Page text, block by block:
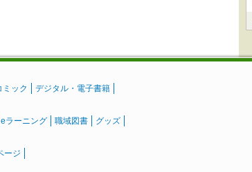
ミック デジタル・電子書籍
eラーニング 職域図書 グッズ
ージ